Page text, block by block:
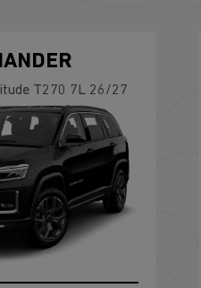
T270 7L 26/27